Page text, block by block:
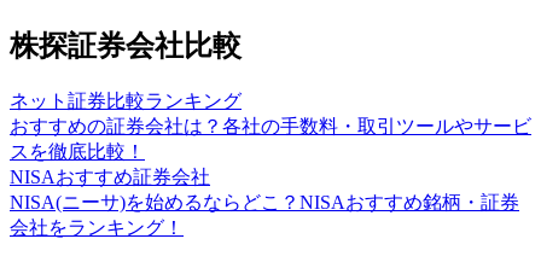
株探証券会社比較
ネット証券比較ランキング
おすすめの証券会社は？各社の手数料・取引ツールやサービ
スを徹底比較！
NISAおすすめ証券会社
NISA(ニーサ)を始めるならどこ？NISAおすすめ銘柄・証券
会社をランキング！